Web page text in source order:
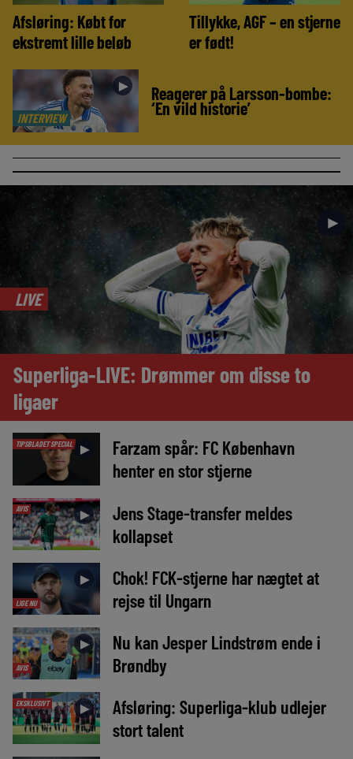
Afsløring: Købt for
ekstremt lille beløb
Tillykke, AGF – en stjerne
er født!
INTERVIEW
► Reagerer på Larsson-bombe:
‘En vild historie’
►
LIVE
Superliga-LIVE: Drømmer om disse to
ligaer
TIPSBLADET SPECIAL ►
Farzam spår: FC København
henter en stor stjerne
AVIS ►
Jens Stage-transfer meldes
kollapset
LIGE NU
►
Chok! FCK-stjerne har nægtet at
rejse til Ungarn
AVIS
►
Nu kan Jesper Lindstrøm ende i
Brøndby
EKSKLUSIVT ►
Afsløring: Superliga-klub udlejer
stort talent